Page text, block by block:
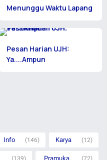
Menunggu Waktu Lapang
Pesan Harian UJH:
Ya....Ampun
Info (146) Karya (12)
(139) Pramuka (72)